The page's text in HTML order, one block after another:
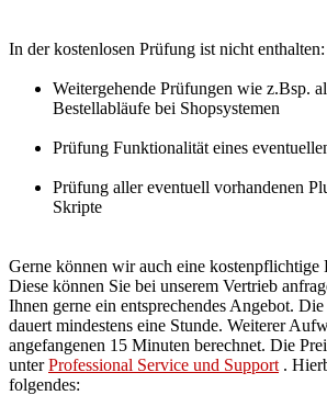
In der kostenlosen Prüfung ist nicht enthalten:
Weitergehende Prüfungen wie z.Bsp.
Bestellabläufe bei Shopsystemen
Prüfung Funktionalität eines
Prüfung aller eventuell vorhandenen
Skripte
Gerne können wir auch eine kostenpflichtige
Diese können Sie bei unserem Vertrieb
Ihnen gerne ein entsprechendes Angebot.
dauert mindestens eine Stunde. Weiterer
angefangenen 15 Minuten berechnet. Die
unterProfessional Service und Support .
folgendes: